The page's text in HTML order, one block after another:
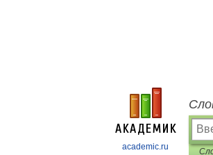
academic.ru